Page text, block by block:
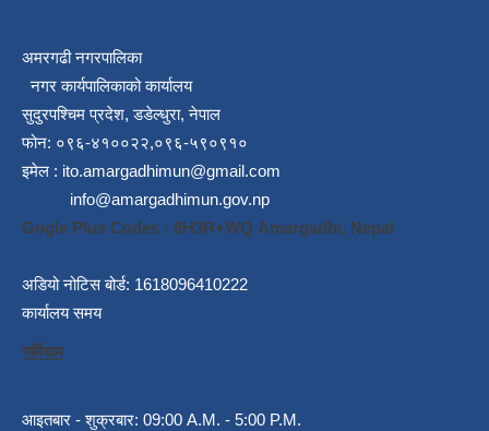
अमरगढी नगरपालिका
नगर कार्यपालिकाको कार्यालय
सुदुरपश्चिम प्रदेश, डडेल्धुरा, नेपाल
फोन: ०९६-४१००२२,०९६-५९०९१०
इमेल : ito.amargadhimun@gmail.com
info@amargadhimun.gov.np
Gogle Plus Codes : 8H3R+WQ Amargadhi, Nepal
अडियो नोटिस बोर्ड: 1618096410222
कार्यालय समय
गर्मियाम
आइतबार - शुक्रबार: 09:00 A.M. - 5:00 P.M.